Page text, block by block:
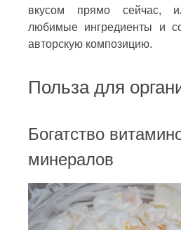
вкусом прямо сейчас,
любимые ингредиенты и
авторскую композицию.
Польза для
Богатство
минералов